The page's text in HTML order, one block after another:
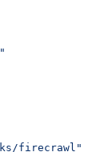
firecrawl"